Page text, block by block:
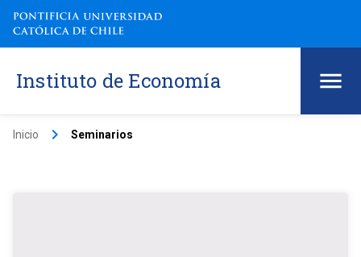
Instituto de Economía
Inicio keyboard_arrow_right Seminarios